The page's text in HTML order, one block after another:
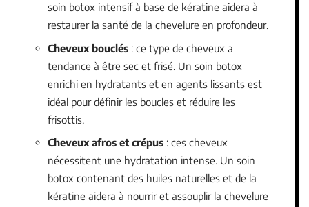
soin botox intensif à base de kératine aidera à
restaurer la santé de la chevelure en profondeur.
Cheveux bouclés : ce type de cheveux a
tendance à être sec et frisé. Un soin botox
enrichi en hydratants et en agents lissants est
idéal pour définir les boucles et réduire les
frisottis.
Cheveux afros et crépus : ces cheveux
nécessitent une hydratation intense. Un soin
botox contenant des huiles naturelles et de la
kératine aidera à nourrir et assouplir la chevelure